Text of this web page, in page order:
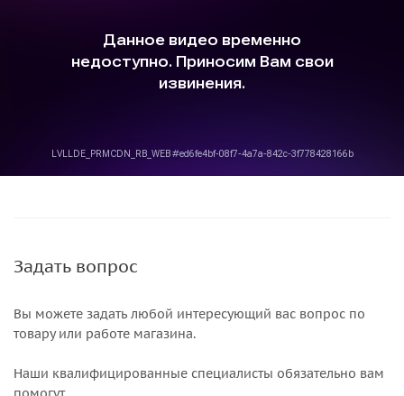
Задать вопрос
Вы можете задать любой интересующий вас вопрос по
товару или работе магазина.
Наши квалифицированные специалисты обязательно вам